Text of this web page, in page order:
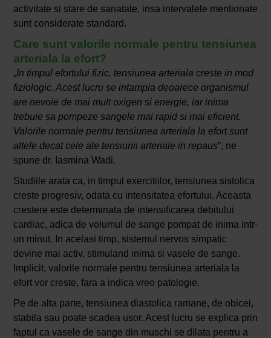
activitate si stare de sanatate, insa intervalele mentionate
sunt considerate standard.
Care sunt valorile normale pentru tensiunea
arteriala la efort?
„In timpul efortului fizic, tensiunea arteriala creste in mod
fiziologic. Acest lucru se intampla deoarece organismul
are nevoie de mai mult oxigen si energie, iar inima
trebuie sa pompeze sangele mai rapid si mai eficient.
Valorile normale pentru tensiunea arteriala la efort sunt
altele decat cele ale tensiunii arteriale in repaus”, ne
spune dr. Iasmina Wadi.
Studiile arata ca, in timpul exercitiilor, tensiunea sistolica
creste progresiv, odata cu intensitatea efortului. Aceasta
crestere este determinata de intensificarea debitului
cardiac, adica de volumul de sange pompat de inima intr-
un minut. In acelasi timp, sistemul nervos simpatic
devine mai activ, stimuland inima si vasele de sange.
Implicit, valorile normale pentru tensiunea arteriala la
efort vor creste, fara a indica vreo patologie.
Pe de alta parte, tensiunea diastolica ramane, de obicei,
stabila sau poate scadea usor. Acest lucru se explica prin
faptul ca vasele de sange din muschi se dilata pentru a